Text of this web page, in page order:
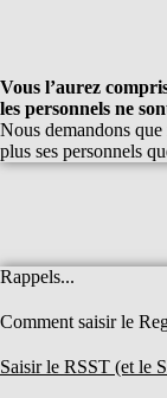
Vous l’aurez
les personnels ne
Nous demandons
plus ses personnels
Rappels...
Comment saisir le
Saisir le RSST (et le